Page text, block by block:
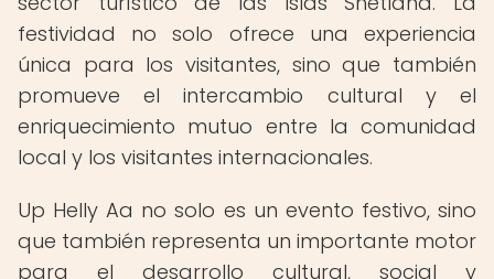
festividad no solo ofrece una experiencia
única para los visitantes, sino que también
promueve el intercambio cultural y el
enriquecimiento mutuo entre la comunidad
local y los visitantes internacionales.
Up Helly Aa no solo es un evento festivo, sino
que también representa un importante motor
para el desarrollo cultural, social y